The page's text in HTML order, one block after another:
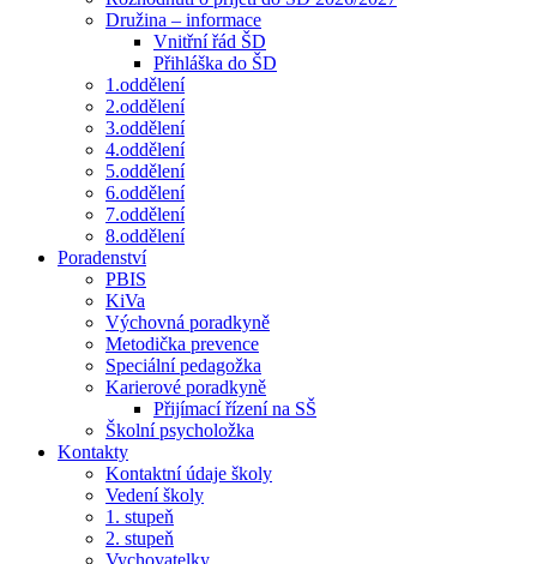
Družina – informace
Vnitřní řád ŠD
Přihláška do ŠD
1.oddělení
2.oddělení
3.oddělení
4.oddělení
5.oddělení
6.oddělení
7.oddělení
8.oddělení
Poradenství
PBIS
KiVa
Výchovná poradkyně
Metodička prevence
Speciální pedagožka
Karierové poradkyně
Přijímací řízení na SŠ
Školní psycholožka
Kontakty
Kontaktní údaje školy
Vedení školy
1. stupeň
2. stupeň
Vychovatelky